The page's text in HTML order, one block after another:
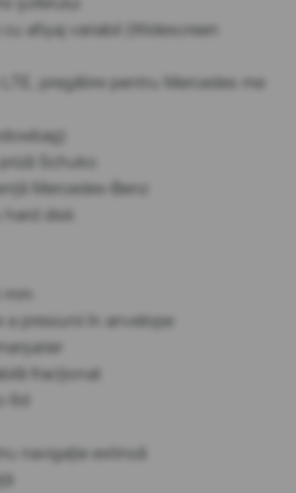
afișaj variabil (Widescreen
pregătire pentru Mercedes me
Schuko
Mercedes-Benz
hard disk
a presiunii în anvelope
fracționat
6d
navigație extinsă